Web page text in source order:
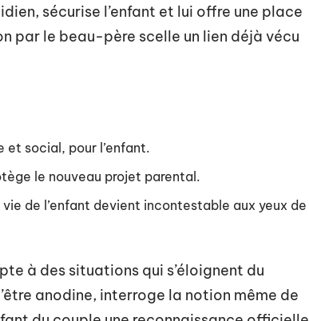
sécurise l’enfant et lui offre une place
par le beau-père scelle un lien déjà vécu
et social, pour l’enfant.
le nouveau projet parental.
de l’enfant devient incontestable aux yeux de
à des situations qui s’éloignent du
anodine, interroge la notion même de